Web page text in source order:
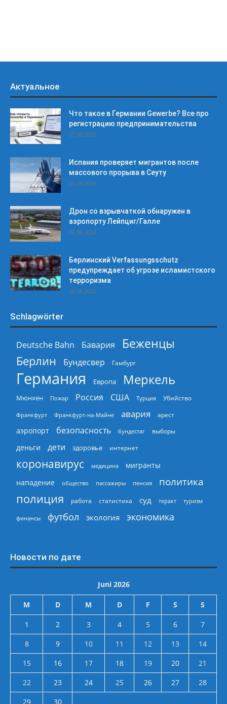
Актуальное
Что такое в Германии Gewerbe? Все про
регистрацию предпринимательства
07.08.2026
Испания проверяет мигрантов после
массового прорыва в Сеуту
06.08.2026
Дрон со взрывчаткой обнаружен в
аэропорту Лейпциг/Галле
06.08.2026
Берлинский Verfassungsschutz
предупреждает об угрозе исламистского
терроризма
06.08.2026
Schlagwörter
Deutsche Bahn Бавария
Беженцы
Берлин
Бундесвер Гамбург
Германия Европа Меркель
Мюнхен Пожар Россия США Турция Убийство
Франкфурт Франкфурт-на-Майне авария арест
аэропорт безопасность бундестаг выборы
деньги дети здоровье интернет
коронавирус медицина
мигранты
нападение
общество пассажиры пенсия политика
полиция работа статистика суд теракт туризм
финансы футбол экология экономика
Новости по дате
Juni 2026
M D M D F S S
1 2 3 4 5 6
7
8
9 10 11 12 13
14
15
16 17 18 19 20
21
22
23 24 25 26 27
28
29
30